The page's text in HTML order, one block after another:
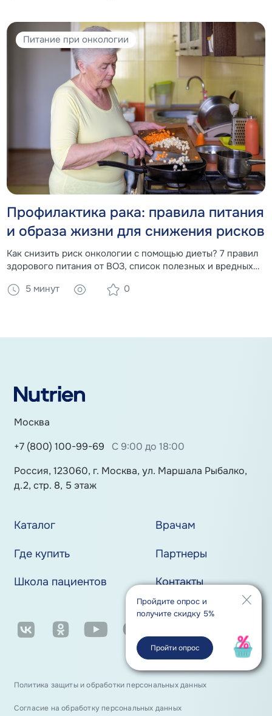
Питание при онкологии
Профилактика рака: правила питания
и образа жизни для снижения рисков
Как снизить риск онкологии с помощью диеты? 7 правил
здорового питания от ВОЗ, список полезных и вредных
5 минут 0
Пройдите опрос и
получите скидку 5%
Пройти опрос
Москва
+7 (800) 100-99-69
С 9:00 до 18:00
Россия, 123060, г. Москва, ул. Маршала Рыбалко,
д.2, стр. 8, 5 этаж
Каталог
Врачам
Где купить
Партнеры
Школа пациентов
Контакты
Политика защиты и обработки персональных данных
Согласие на обработку персональных данных